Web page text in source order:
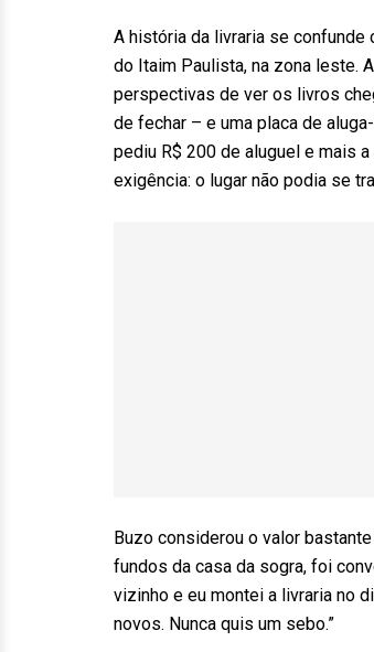
A história da livraria se confunde
do Itaim Paulista, na zona leste.
perspectivas de ver os livros
de fechar – e uma placa de
pediu R$ 200 de aluguel e mais
exigência: o lugar não podia se
Buzo considerou o valor
fundos da casa da sogra, foi
vizinho e eu montei a livraria no
novos. Nunca quis um sebo.”